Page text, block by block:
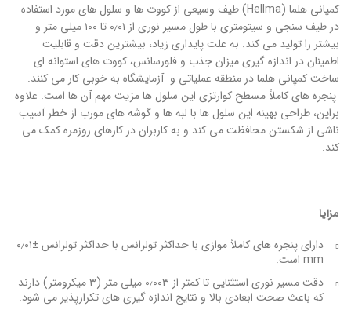
کمپانی هلما (Hellma) طیف وسیعی از کووت ها و سلول های مورد استفاده
در طیف سنجی و سیتومتری با طول مسیر نوری از ۰٫۰۱ تا ۱۰۰ میلی متر و
بیشتر را تولید می کند. به علت پایداری زیاد، بیشترین دقت و قابلیت
اطمینان در اندازه گیری میزان جذب و فلورسانس، کووت های استوانه ای
ساخت کمپانی هلما در منطقه عملیاتی و آزمایشگاه به خوبی کار می کنند.
پنجره های کاملاً مسطح کوارتزی این سلول ها مزیت مهم آن ها است. علاوه
براین، طراحی بهینه این سلول ها با لبه ها و گوشه های مورب از خطر آسیب
ناشی از شکستن محافظت می کند و به کاربران در کارهای روزمره کمک می
کند.
مزایا
دارای پنجره های کاملاً موازی با حداکثر تولرانس با حداکثر تولرانس ±۰٫۰۱
mm است.
دقت مسیر نوری استثنایی تا کمتر از ۰٫۰۰۳ میلی متر (۳ میکرومتر) دارند
که باعث صحت ابعادی بالا و نتایج اندازه گیری های تکرارپذیر می شود.